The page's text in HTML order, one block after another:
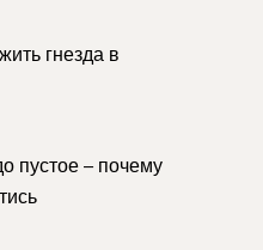
гнезда в
пустое – почему